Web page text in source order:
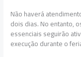
Não haverá
dois dias. No entanto,
essenciais seguirão
execução durante o